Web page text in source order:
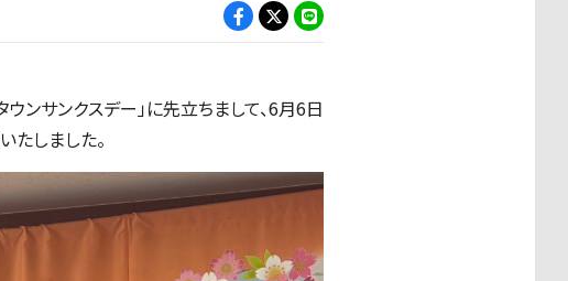
サンクスデー」に先立ちまして、6月6日
しました。